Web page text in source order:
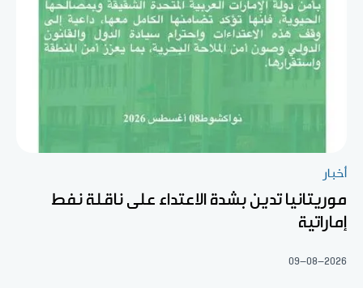
أخبار
موريتانيا تدين بشدة الاعتداء على ناقلة نفط
إماراتية
09-08-2026